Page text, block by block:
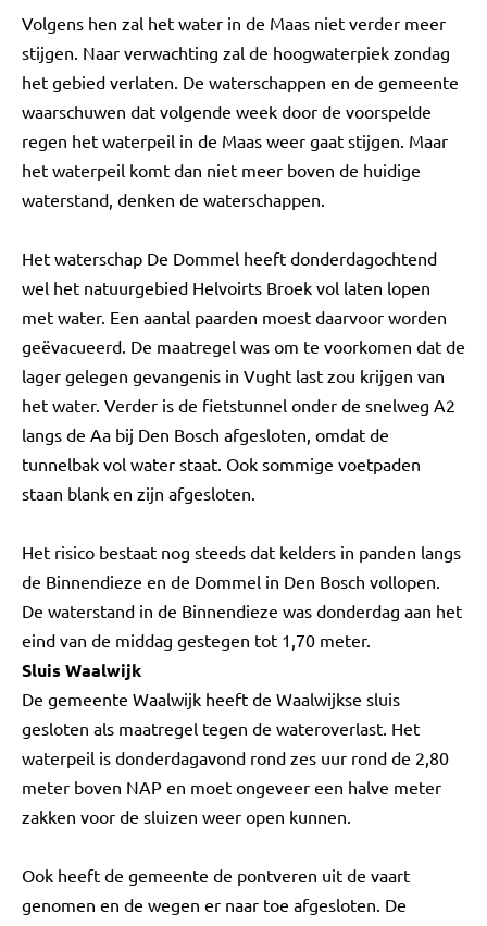
Volgens hen zal het water in de Maas niet verder meer
stijgen. Naar verwachting zal de hoogwaterpiek zondag
het gebied verlaten. De waterschappen en de gemeente
waarschuwen dat volgende week door de voorspelde
regen het waterpeil in de Maas weer gaat stijgen. Maar
het waterpeil komt dan niet meer boven de huidige
waterstand, denken de waterschappen.
Het waterschap De Dommel heeft donderdagochtend
wel het natuurgebied Helvoirts Broek vol laten lopen
met water. Een aantal paarden moest daarvoor worden
geëvacueerd. De maatregel was om te voorkomen dat de
lager gelegen gevangenis in Vught last zou krijgen van
het water. Verder is de fietstunnel onder de snelweg A2
langs de Aa bij Den Bosch afgesloten, omdat de
tunnelbak vol water staat. Ook sommige voetpaden
staan blank en zijn afgesloten.
Het risico bestaat nog steeds dat kelders in panden langs
de Binnendieze en de Dommel in Den Bosch vollopen.
De waterstand in de Binnendieze was donderdag aan het
eind van de middag gestegen tot 1,70 meter.
Sluis Waalwijk
De gemeente Waalwijk heeft de Waalwijkse sluis
gesloten als maatregel tegen de wateroverlast. Het
waterpeil is donderdagavond rond zes uur rond de 2,80
meter boven NAP en moet ongeveer een halve meter
zakken voor de sluizen weer open kunnen.
Ook heeft de gemeente de pontveren uit de vaart
genomen en de wegen er naar toe afgesloten. De